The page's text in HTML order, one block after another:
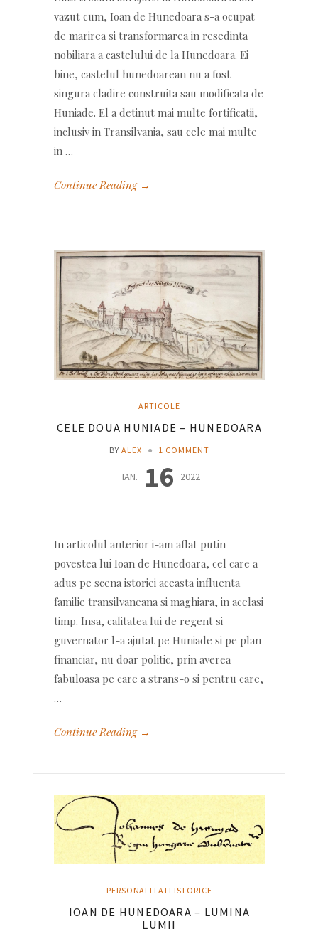
vazut cum, Ioan de Hunedoara s-a ocupat
de marirea si transformarea in resedinta
nobiliara a castelului de la Hunedoara. Ei
bine, castelul hunedoarean nu a fost
singura cladire construita sau modificata de
Huniade. El a detinut mai multe fortificatii,
inclusiv in Transilvania, sau cele mai multe
in …
Continue Reading →
ARTICOLE
CELE DOUA HUNIADE – HUNEDOARA
BY ALEX ● 1 COMMENT
16
IAN. 2022
In articolul anterior i-am aflat putin
povestea lui Ioan de Hunedoara, cel care a
adus pe scena istoriei aceasta influenta
familie transilvaneana si maghiara, in acelasi
timp. Insa, calitatea lui de regent si
guvernator l-a ajutat pe Huniade si pe plan
financiar, nu doar politic, prin averea
fabuloasa pe care a strans-o si pentru care,
…
Continue Reading →
PERSONALITATI ISTORICE
IOAN DE HUNEDOARA – LUMINA
LUMII